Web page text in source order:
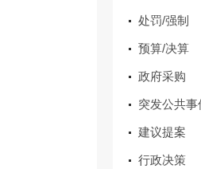
处罚/强制
预算/决算
政府采购
突发公共事
建议提案
行政决策